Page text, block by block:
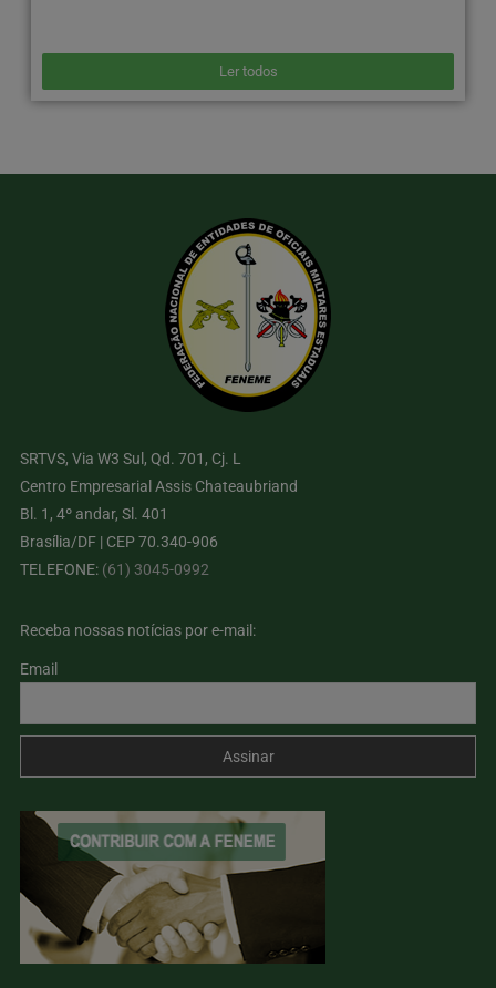
Ler todos
SRTVS, Via W3 Sul, Qd. 701, Cj. L
Centro Empresarial Assis Chateaubriand
Bl. 1, 4º andar, Sl. 401
Brasília/DF | CEP 70.340-906
TELEFONE: (61) 3045-0992
Receba nossas notícias por e-mail:
Email